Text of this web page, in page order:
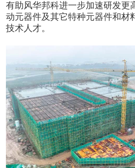
有助风华邦科进一步加速研发更
动元器件及其它特种元器件和材
技术人才。